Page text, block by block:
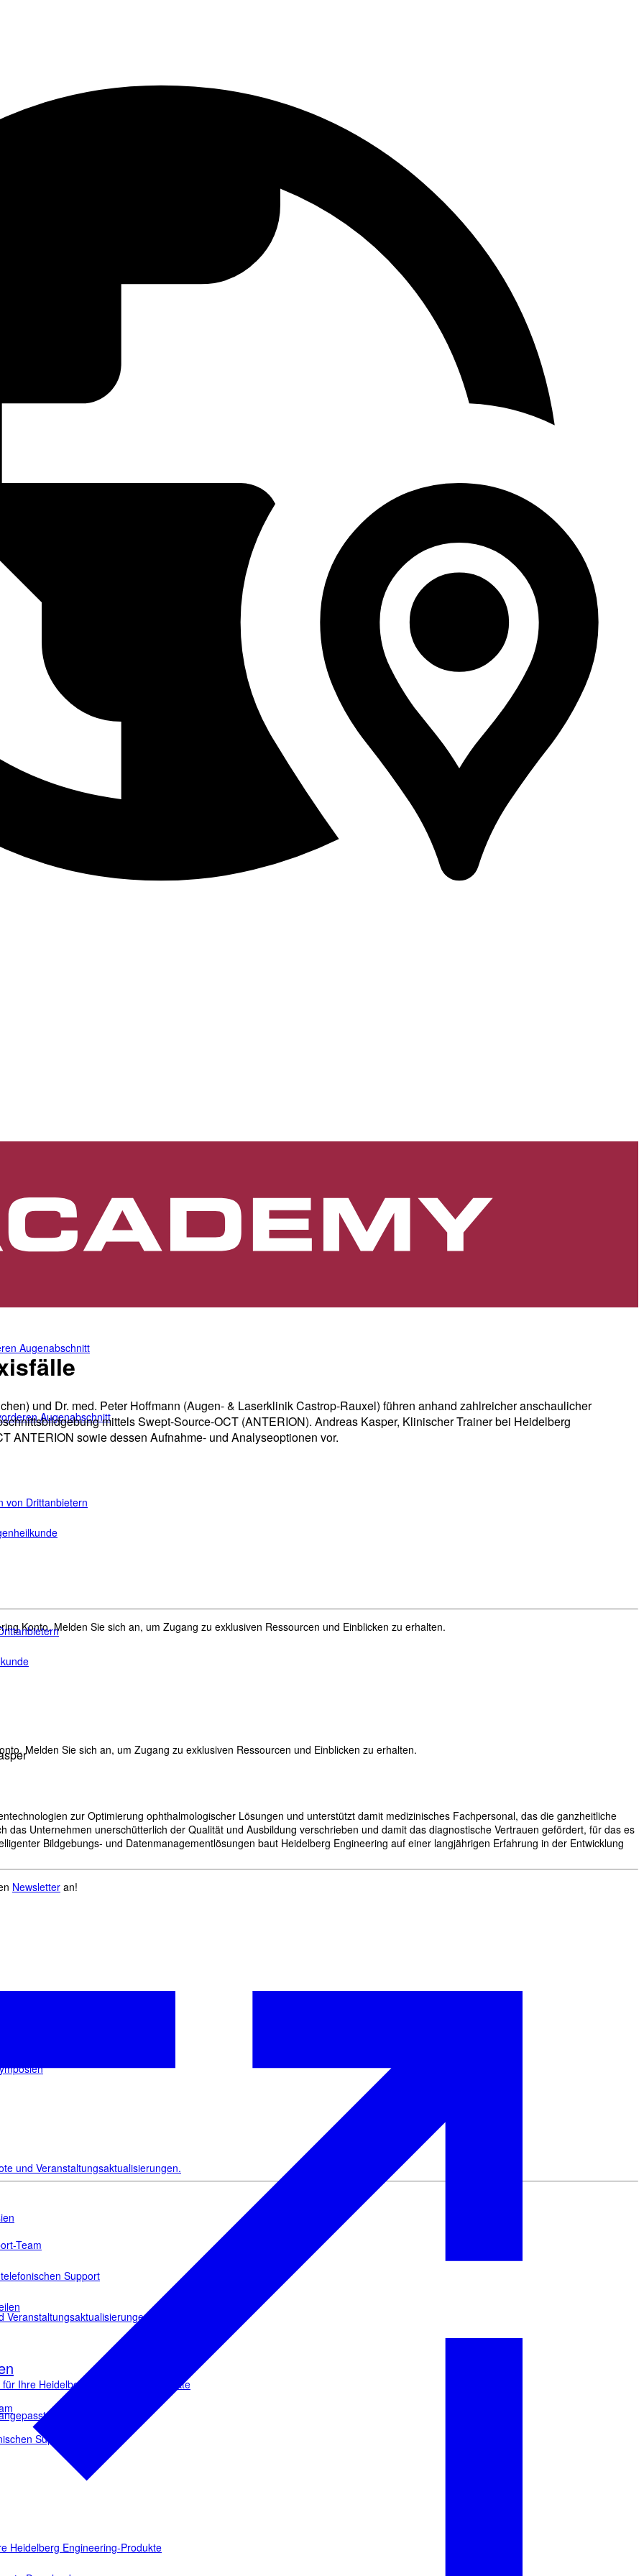
hinteren Augenabschnitt
vorderen Augenabschnitt
von Drittanbietern
Konto. Melden Sie sich an, um Zugang zu exklusiven Ressourcen und Einblicken zu erhalten.
Newsletter an!
und Veranstaltungsaktualisierungen.
Team
Support
Ihre Heidelberg Engineering-Produkte
Downloads
Augenabschnitt
Augenabschnitt
Melden Sie sich an, um Zugang zu exklusiven Ressourcen und Einblicken zu erhalten.
Support
Heidelberg Engineering-Produkte
und Dr. med. Peter Hoffmann (Augen- & Laserklinik Castrop-Rauxel) führen anhand zahlreicher anschaulicher
mittels Swept-Source-OCT (ANTERION). Andreas Kasper, Klinischer Trainer bei Heidelberg
ANTERION sowie dessen Aufnahme- und Analyseoptionen vor.
zur Optimierung ophthalmologischer Lösungen und unterstützt damit medizinisches Fachpersonal, das die ganzheitliche
das Unternehmen unerschütterlich der Qualität und Ausbildung verschrieben und damit das diagnostische Vertrauen gefördert, für das es
Bildgebungs- und Datenmanagementlösungen baut Heidelberg Engineering auf einer langjährigen Erfahrung in der Entwicklung